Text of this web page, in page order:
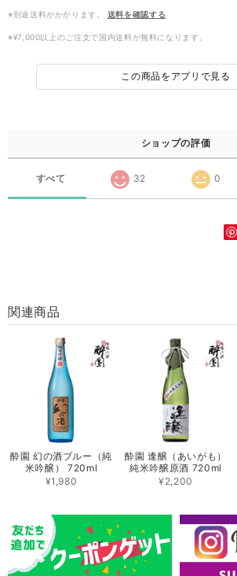
※別途送料がかかります。 送料を確認する
※¥7,000以上のご注文で国内送料が無料になります。
この商品をアプリで見る
ショップの評価
すべて 32 0
関連商品
酔園 幻の酒ブルー（純
米吟醸） 720ml
¥1,980
酔園 逢醸（あいがも）
純米吟醸原酒 720ml
¥2,200